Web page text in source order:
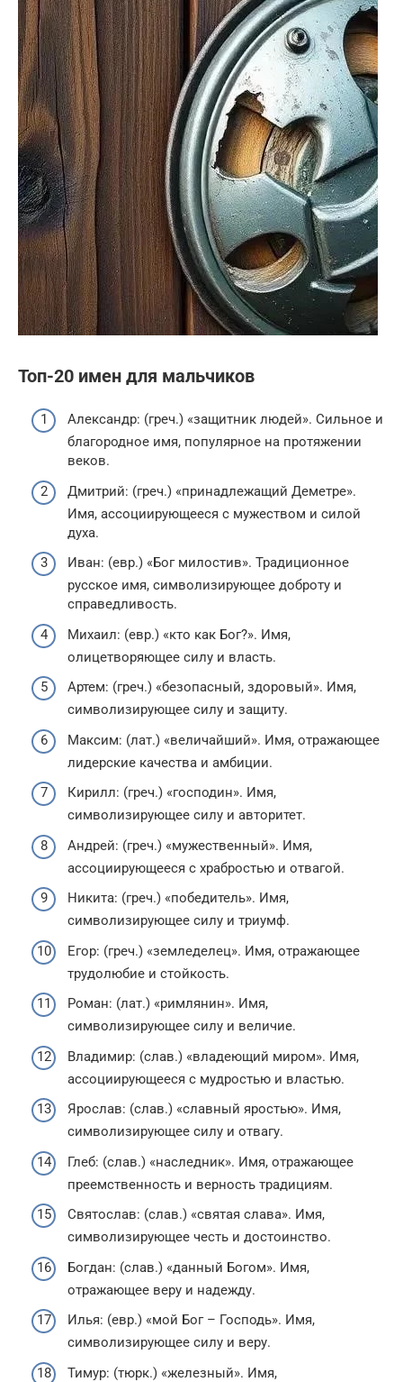
Топ-20 имен для мальчиков
Александр: (греч.) «защитник людей». Сильное и
благородное имя, популярное на протяжении
веков.
Дмитрий: (греч.) «принадлежащий Деметре».
Имя, ассоциирующееся с мужеством и силой
духа.
Иван: (евр.) «Бог милостив». Традиционное
русское имя, символизирующее доброту и
справедливость.
Михаил: (евр.) «кто как Бог?». Имя,
олицетворяющее силу и власть.
Артем: (греч.) «безопасный, здоровый». Имя,
символизирующее силу и защиту.
Максим: (лат.) «величайший». Имя, отражающее
лидерские качества и амбиции.
Кирилл: (греч.) «господин». Имя,
символизирующее силу и авторитет.
Андрей: (греч.) «мужественный». Имя,
ассоциирующееся с храбростью и отвагой.
Никита: (греч.) «победитель». Имя,
символизирующее силу и триумф.
Егор: (греч.) «земледелец». Имя, отражающее
трудолюбие и стойкость.
Роман: (лат.) «римлянин». Имя,
символизирующее силу и величие.
Владимир: (слав.) «владеющий миром». Имя,
ассоциирующееся с мудростью и властью.
Ярослав: (слав.) «славный яростью». Имя,
символизирующее силу и отвагу.
Глеб: (слав.) «наследник». Имя, отражающее
преемственность и верность традициям.
Святослав: (слав.) «святая слава». Имя,
символизирующее честь и достоинство.
Богдан: (слав.) «данный Богом». Имя,
отражающее веру и надежду.
Илья: (евр.) «мой Бог – Господь». Имя,
символизирующее силу и веру.
Тимур: (тюрк.) «железный». Имя,